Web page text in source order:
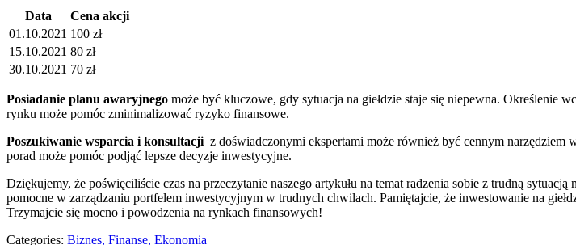
Data
Cena ‍akcji
01.10.2021 100 zł
15.10.2021 80 ‍zł
30.10.2021 70 zł
Posiadanie planu awaryjnego może być⁣ kluczowe, gdy sytuacja na giełdzie staje się niepewna. Określenie
rynku może‍ pomóc zminimalizować ryzyko ⁣finansowe.
Poszukiwanie wsparcia i konsultacji
z doświadczonymi ekspertami może również być cennym
porad może pomóc podjąć lepsze decyzje inwestycyjne.
Dziękujemy, że poświęciliście czas ‍na przeczytanie naszego artykułu na ‍temat ⁤radzenia sobie z trudną
pomocne w zarządzaniu ⁤portfelem inwestycyjnym w⁤ trudnych chwilach. Pamiętajcie, że inwestowanie na
‌Trzymajcie się mocno i powodzenia na rynkach finansowych!
Categories: Biznes, Finanse, Ekonomia